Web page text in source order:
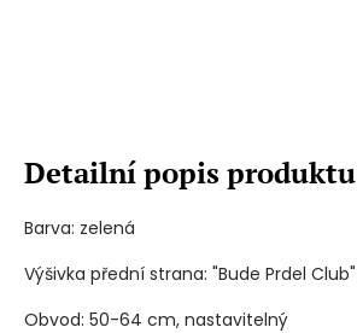
Detailní popis produktu
Barva: zelená
Výšivka přední strana: "Bude Prdel Club"
Obvod: 50-64 cm, nastavitelný